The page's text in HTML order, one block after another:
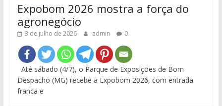
Expobom 2026 mostra a força do
agronegócio
3 de julho de 2026 admin 0
Até sábado (4/7), o Parque de Exposições de Bom
Despacho (MG) recebe a Expobom 2026, com entrada
franca e